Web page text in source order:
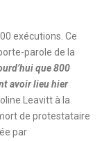
exécutions. Ce
parole de la
que 800
avoir lieu hier
Leavitt à la
de protestataire
par